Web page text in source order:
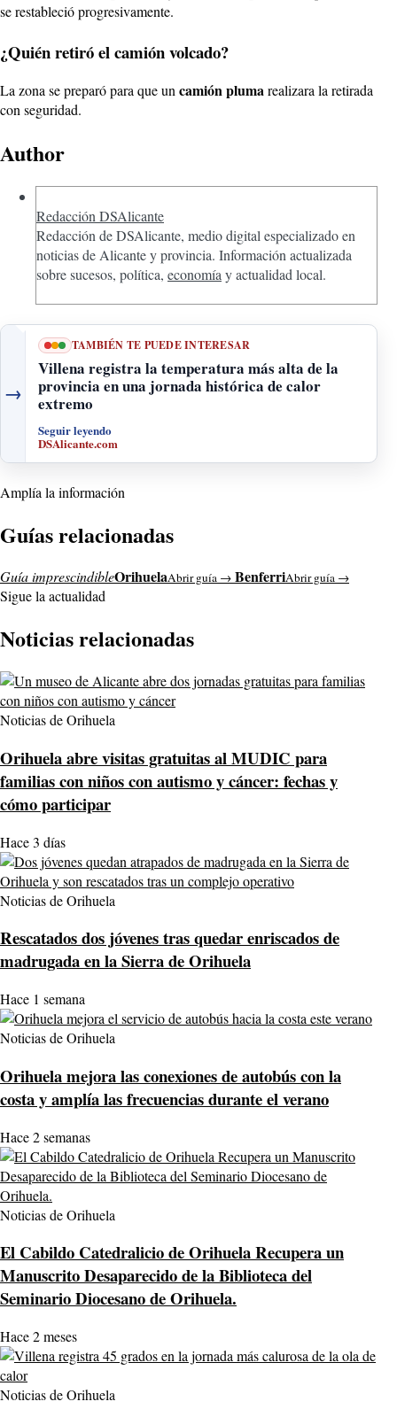
se restableció progresivamente.
¿Quién retiró el camión volcado?
La zona se preparó para que un camión pluma realizara la retirada
con seguridad.
Author
Redacción DSAlicante
Redacción de DSAlicante, medio digital especializado en
noticias de Alicante y provincia. Información actualizada
sobre sucesos, política, economía y actualidad local.
→
TAMBIÉN TE PUEDE INTERESAR
Villena registra la temperatura más alta de la
provincia en una jornada histórica de calor
extremo
Seguir leyendo
DSAlicante.com
Amplía la información
Guías relacionadas
Guía imprescindibleOrihuelaAbrir guía → BenferriAbrir guía →
Sigue la actualidad
Noticias relacionadas
Noticias de Orihuela
Orihuela abre visitas gratuitas al MUDIC para
familias con niños con autismo y cáncer: fechas y
cómo participar
Hace 3 días
Noticias de Orihuela
Rescatados dos jóvenes tras quedar enriscados de
madrugada en la Sierra de Orihuela
Hace 1 semana
Noticias de Orihuela
Orihuela mejora las conexiones de autobús con la
costa y amplía las frecuencias durante el verano
Hace 2 semanas
Noticias de Orihuela
El Cabildo Catedralicio de Orihuela Recupera un
Manuscrito Desaparecido de la Biblioteca del
Seminario Diocesano de Orihuela.
Hace 2 meses
Noticias de Orihuela